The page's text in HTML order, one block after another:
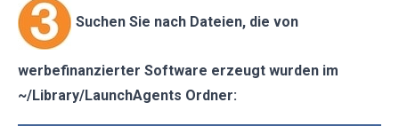
Suchen Sie nach Dateien, die von
werbefinanzierter Software erzeugt wurden im
~/Library/LaunchAgents Ordner: